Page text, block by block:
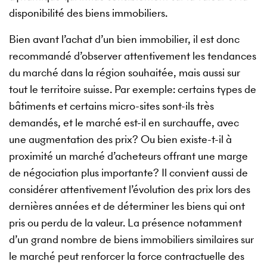
disponibilité des biens immobiliers.
Bien avant l’achat d’un bien immobilier, il est donc
recommandé d’observer attentivement les tendances
du marché dans la région souhaitée, mais aussi sur
tout le territoire suisse. Par exemple: certains types de
bâtiments et certains micro-sites sont-ils très
demandés, et le marché est-il en surchauffe, avec
une augmentation des prix? Ou bien existe-t-il à
proximité un marché d’acheteurs offrant une marge
de négociation plus importante? Il convient aussi de
considérer attentivement l’évolution des prix lors des
dernières années et de déterminer les biens qui ont
pris ou perdu de la valeur. La présence notamment
d’un grand nombre de biens immobiliers similaires sur
le marché peut renforcer la force contractuelle des